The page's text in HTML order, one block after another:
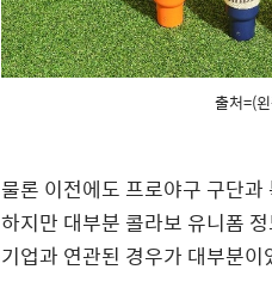
출처=(
물론 이전에도 프로야구 구단
하지만 대부분 콜라보 유니폼
기업과 연관된 경우가 대부분이